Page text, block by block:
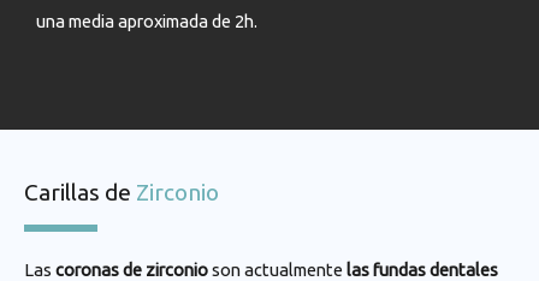
una media aproximada de 2h.
Carillas de Zirconio
Las coronas de zirconioson actualmente las fundas dentales